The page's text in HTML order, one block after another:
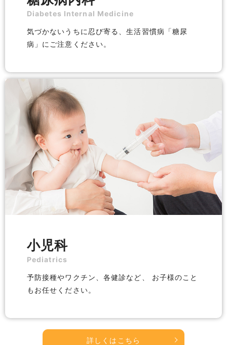
Diabetes Internal Medicine
気づかないうちに忍び寄る、生活習慣病「糖尿
病」にご注意ください。
小児科
Pediatrics
予防接種やワクチン、各健診など、 お子様のこと
もお任せください。
詳しくはこちら